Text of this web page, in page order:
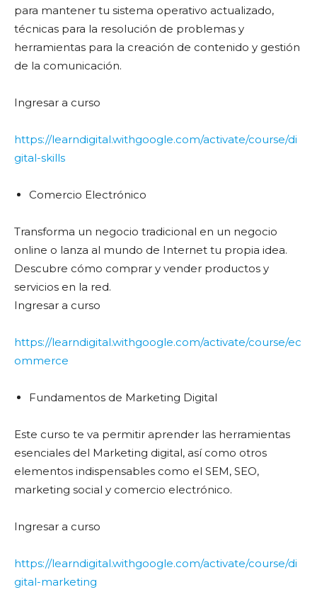
para mantener tu sistema operativo actualizado,
técnicas para la resolución de problemas y
herramientas para la creación de contenido y gestión
de la comunicación.
Ingresar a curso
https://learndigital.withgoogle.com/activate/course/di
gital-skills
Comercio Electrónico
Transforma un negocio tradicional en un negocio
online o lanza al mundo de Internet tu propia idea.
Descubre cómo comprar y vender productos y
servicios en la red.
Ingresar a curso
https://learndigital.withgoogle.com/activate/course/ec
ommerce
Fundamentos de Marketing Digital
Este curso te va permitir aprender las herramientas
esenciales del Marketing digital, así como otros
elementos indispensables como el SEM, SEO,
marketing social y comercio electrónico.
Ingresar a curso
https://learndigital.withgoogle.com/activate/course/di
gital-marketing